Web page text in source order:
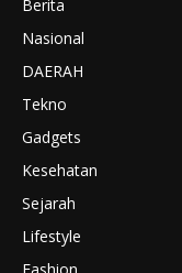
Berita
Nasional
DAERAH
Tekno
Gadgets
Kesehatan
Sejarah
Lifestyle